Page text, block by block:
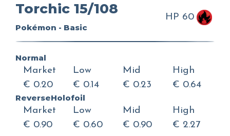
Torchic 15/108
Pokémon - Basic
HP 60
Normal
Market
€ 0.20
Low
€ 0.14
Mid
€ 0.23
High
€ 0.64
ReverseHolofoil
Market
€ 0.90
Low
€ 0.60
Mid
€ 0.90
High
€ 2.27